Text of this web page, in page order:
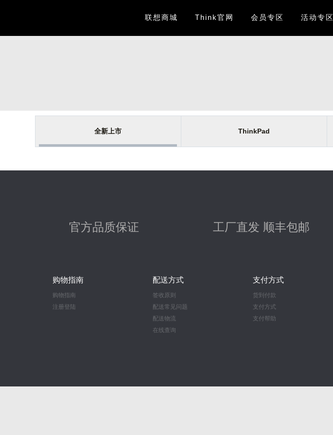
联想商城 Think官网 会员专区 活动专区
全新上市 ThinkPad
官方品质保证 工厂直发 顺丰包邮
购物指南
购物指南
注册登陆
配送方式
签收原则
配送常见问题
配送物流
在线查询
支付方式
货到付款
支付方式
支付帮助